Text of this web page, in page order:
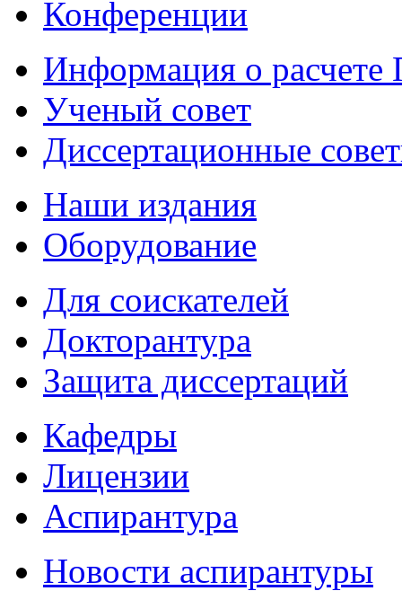
Конференции
Информация о
Ученый совет
Диссертационные
Наши издания
Оборудование
Для соискателей
Докторантура
Защита диссертаций
Кафедры
Лицензии
Аспирантура
Новости аспирантуры